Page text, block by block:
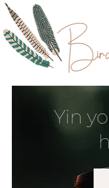
Yin